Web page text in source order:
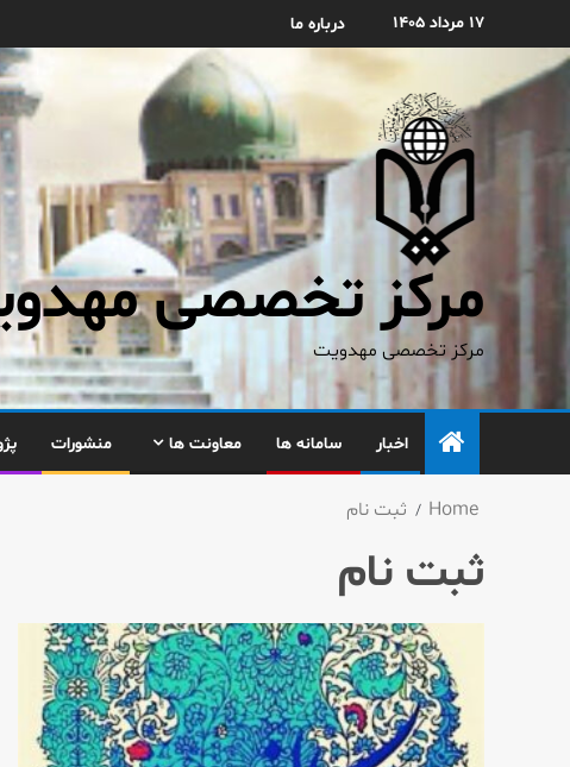
۱۷ مرداد ۱۴۰۵ درباره ما
مرکز تخصصی
مرکز تخصصی مهدویت
اخبار سامانه ها معاونت ها منشورات
Home ثبت نام
ثبت نام